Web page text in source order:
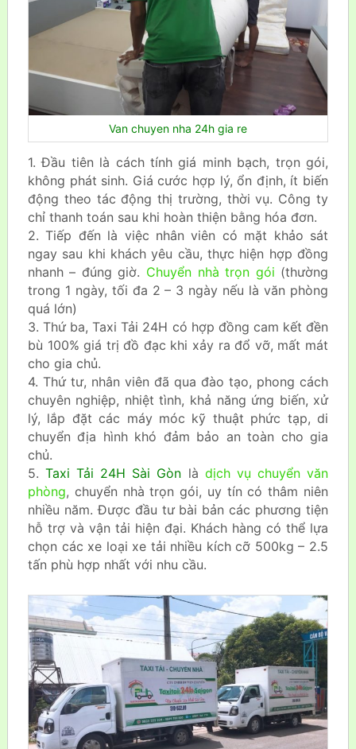
Van chuyen nha 24h gia re
1. Đầu tiên là cách tính giá minh bạch, trọn gói,
không phát sinh. Giá cước hợp lý, ổn định, ít biến
động theo tác động thị trường, thời vụ. Công ty
chỉ thanh toán sau khi hoàn thiện bằng hóa đơn.
2. Tiếp đến là việc nhân viên có mặt khảo sát
ngay sau khi khách yêu cầu, thực hiện hợp đồng
nhanh – đúng giờ. Chuyển nhà trọn gói (thường
trong 1 ngày, tối đa 2 – 3 ngày nếu là văn phòng
quá lớn)
3. Thứ ba, Taxi Tải 24H có hợp đồng cam kết đền
bù 100% giá trị đồ đạc khi xảy ra đổ vỡ, mất mát
cho gia chủ.
4. Thứ tư, nhân viên đã qua đào tạo, phong cách
chuyên nghiệp, nhiệt tình, khả năng ứng biến, xử
lý, lắp đặt các máy móc kỹ thuật phức tạp, di
chuyển địa hình khó đảm bảo an toàn cho gia
chủ.
5.Taxi Tải 24H Sài Gòn là dịch vụ chuyển văn
phòng, chuyển nhà trọn gói, uy tín có thâm niên
nhiều năm. Được đầu tư bài bản các phương tiện
hỗ trợ và vận tải hiện đại. Khách hàng có thể lựa
chọn các xe loại xe tải nhiều kích cỡ 500kg – 2.5
tấn phù hợp nhất với nhu cầu.